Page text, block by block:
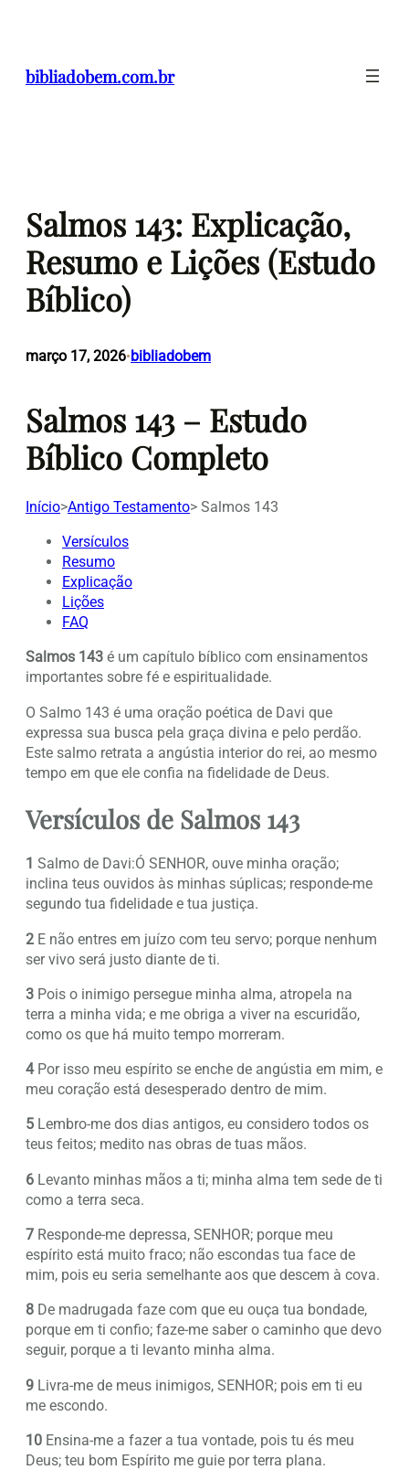
conteúdo
bibliadobem.com.br
Salmos 143: Explicação,
Resumo e Lições (Estudo
Bíblico)
março 17, 2026•bibliadobem
Salmos 143 – Estudo
Bíblico Completo
Início>Antigo Testamento> Salmos 143
Versículos
Resumo
Explicação
Lições
FAQ
Salmos 143 é um capítulo bíblico com ensinamentos
importantes sobre fé e espiritualidade.
O Salmo 143 é uma oração poética de Davi que
expressa sua busca pela graça divina e pelo perdão.
Este salmo retrata a angústia interior do rei, ao mesmo
tempo em que ele confia na fidelidade de Deus.
Versículos de Salmos 143
1 Salmo de Davi:Ó SENHOR, ouve minha oração;
inclina teus ouvidos às minhas súplicas; responde-me
segundo tua fidelidade e tua justiça.
2 E não entres em juízo com teu servo; porque nenhum
ser vivo será justo diante de ti.
3 Pois o inimigo persegue minha alma, atropela na
terra a minha vida; e me obriga a viver na escuridão,
como os que há muito tempo morreram.
4Por isso meu espírito se enche de angústia em mim, e
meu coração está desesperado dentro de mim.
5 Lembro-me dos dias antigos, eu considero todos os
teus feitos; medito nas obras de tuas mãos.
6 Levanto minhas mãos a ti; minha alma tem sede de ti
como a terra seca.
7 Responde-me depressa, SENHOR; porque meu
espírito está muito fraco; não escondas tua face de
mim, pois eu seria semelhante aos que descem à cova.
8 De madrugada faze com que eu ouça tua bondade,
porque em ti confio; faze-me saber o caminho que devo
seguir, porque a ti levanto minha alma.
9 Livra-me de meus inimigos, SENHOR; pois em ti eu
me escondo.
10 Ensina-me a fazer a tua vontade, pois tu és meu
Deus; teu bom Espírito me guie por terra plana.